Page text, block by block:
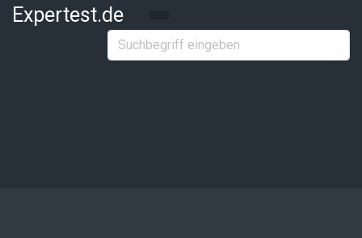
Zum Hauptinhalt springen
Expertest.de